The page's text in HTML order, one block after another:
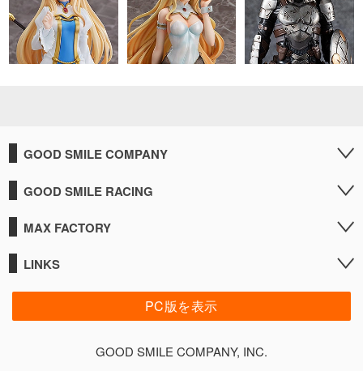
GOOD SMILE COMPANY
GOOD SMILE RACING
MAX FACTORY
LINKS
PC版を表示
GOOD SMILE COMPANY, INC.